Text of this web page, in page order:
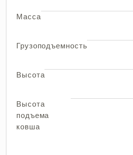
Масса
Грузоподъемность
Высота
Высота
подъема
ковша